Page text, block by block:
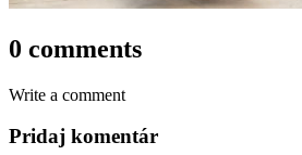
0 comments
Write a comment
Pridaj komentár